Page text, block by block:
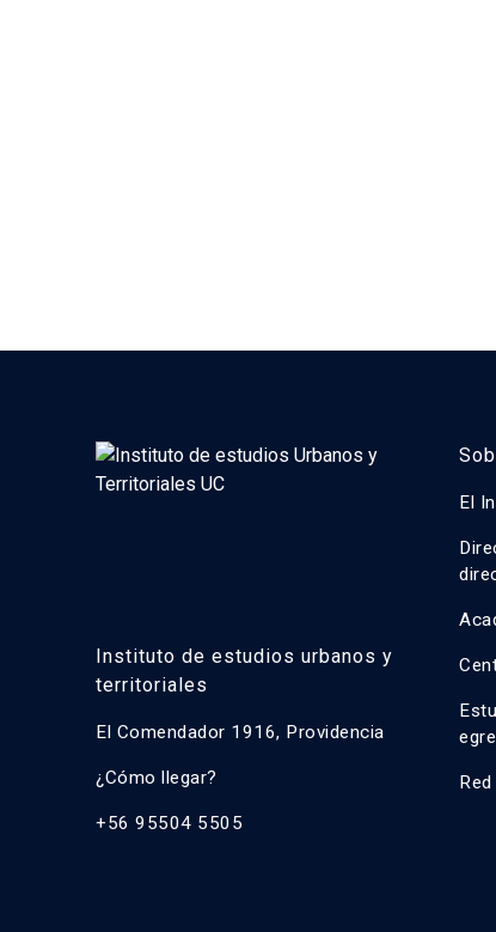
Instituto de estudios urbanos y
territoriales
El Comendador 1916, Providencia
¿Cómo llegar?
+56 95504 5505
El